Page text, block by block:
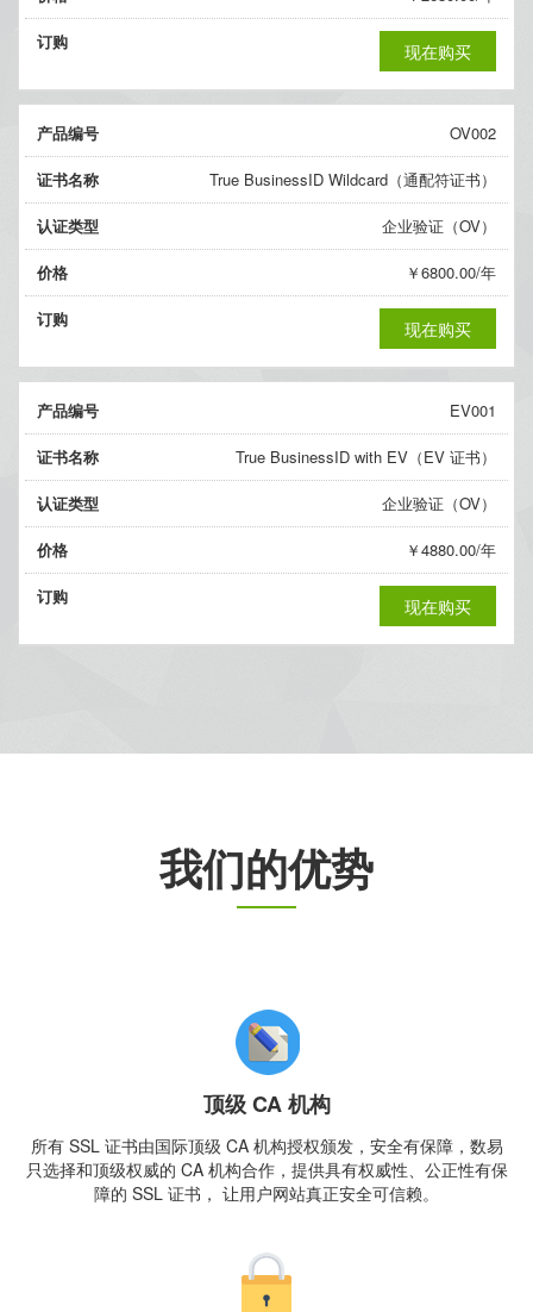
订购 现在购买
产品编号 OV002
证书名称 True BusinessID Wildcard（通配符证书）
认证类型 企业验证（OV）
价格 ￥6800.00/年
订购 现在购买
产品编号 EV001
证书名称 True BusinessID with EV（EV 证书）
认证类型 企业验证（OV）
价格 ￥4880.00/年
订购 现在购买
我们的优势
顶级 CA 机构
所有 SSL 证书由国际顶级 CA 机构授权颁发，安全有保障，数易
只选择和顶级权威的 CA 机构合作，提供具有权威性、公正性有保
障的 SSL 证书， 让用户网站真正安全可信赖。